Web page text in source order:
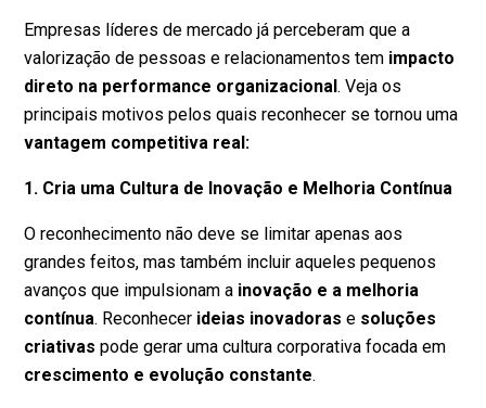
Empresas líderes de mercado já perceberam que a
valorização de pessoas e relacionamentos tem impacto
direto na performance organizacional. Veja os
principais motivos pelos quais reconhecer se tornou uma
vantagem competitiva real:
1. Cria uma Cultura de Inovação e Melhoria Contínua
O reconhecimento não deve se limitar apenas aos
grandes feitos, mas também incluir aqueles pequenos
avanços que impulsionam a inovação e a melhoria
contínua. Reconhecer ideias inovadoras e soluções
criativas pode gerar uma cultura corporativa focada em
crescimento e evolução constante.